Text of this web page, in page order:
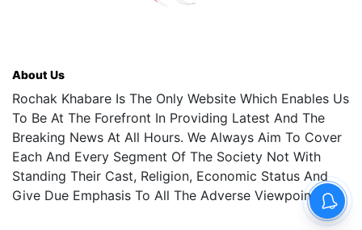
About Us
Rochak Khabare Is The Only Website Which Enables Us
To Be At The Forefront In Providing Latest And The
Breaking News At All Hours. We Always Aim To Cover
Each And Every Segment Of The Society Not With
Standing Their Cast, Religion, Economic Status And
Give Due Emphasis To All The Adverse Viewpoints.